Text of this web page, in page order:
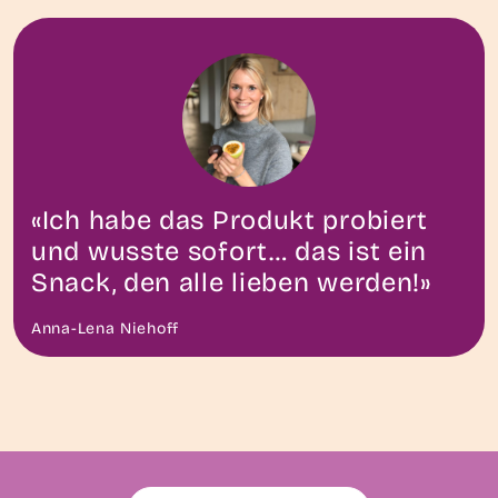
«Ich habe das Produkt probiert
und wusste sofort… das ist ein
Snack, den alle lieben werden!»
Anna-Lena Niehoff